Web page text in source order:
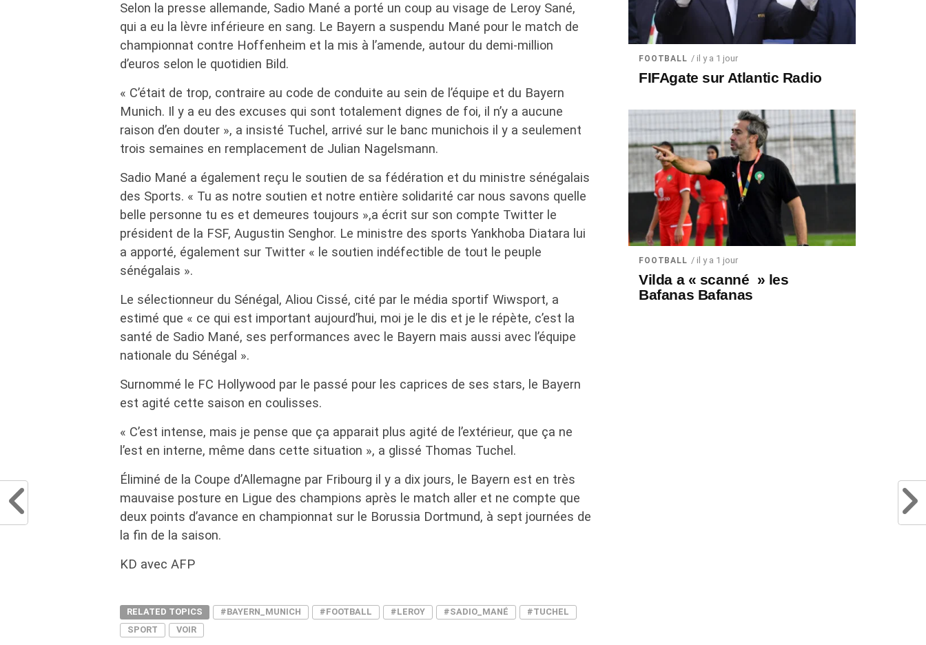
Selon la presse allemande, Sadio Mané a porté un coup au visage de Leroy Sané,
qui a eu la lèvre inférieure en sang. Le Bayern a suspendu Mané pour le match de
championnat contre Hoffenheim et la mis à l’amende, autour du demi-million
d’euros selon le quotidien Bild.
« C’était de trop, contraire au code de conduite au sein de l’équipe et du Bayern
Munich. Il y a eu des excuses qui sont totalement dignes de foi, il n’y a aucune
raison d’en douter », a insisté Tuchel, arrivé sur le banc munichois il y a seulement
trois semaines en remplacement de Julian Nagelsmann.
Sadio Mané a également reçu le soutien de sa fédération et du ministre sénégalais
des Sports. « Tu as notre soutien et notre entière solidarité car nous savons quelle
belle personne tu es et demeures toujours »,a écrit sur son compte Twitter le
président de la FSF, Augustin Senghor. Le ministre des sports Yankhoba Diatara lui
a apporté, également sur Twitter « le soutien indéfectible de tout le peuple
sénégalais ».
Le sélectionneur du Sénégal, Aliou Cissé, cité par le média sportif Wiwsport, a
estimé que « ce qui est important aujourd’hui, moi je le dis et je le répète, c’est la
santé de Sadio Mané, ses performances avec le Bayern mais aussi avec l’équipe
nationale du Sénégal ».
Surnommé le FC Hollywood par le passé pour les caprices de ses stars, le Bayern
est agité cette saison en coulisses.
« C’est intense, mais je pense que ça apparait plus agité de l’extérieur, que ça ne
l’est en interne, même dans cette situation », a glissé Thomas Tuchel.
Éliminé de la Coupe d’Allemagne par Fribourg il y a dix jours, le Bayern est en très
mauvaise posture en Ligue des champions après le match aller et ne compte que
deux points d’avance en championnat sur le Borussia Dortmund, à sept journées de
la fin de la saison.
KD avec AFP
RELATED TOPICS #BAYERN_MUNICH #FOOTBALL #LEROY #SADIO_MANÉ
#TUCHEL
SPORT
VOIR
FOOTBALL / il y a 1 jour
FIFAgate sur Atlantic Radio
FOOTBALL / il y a 1 jour
Vilda a « scanné » les
Bafanas Bafanas